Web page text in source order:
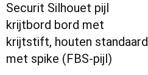
Securit Silhouet pijl
krijtbord bord met
krijtstift, houten standaard
met spike (FBS-pijl)